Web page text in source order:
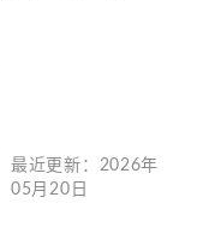
最近更新： 2026年
05月20日